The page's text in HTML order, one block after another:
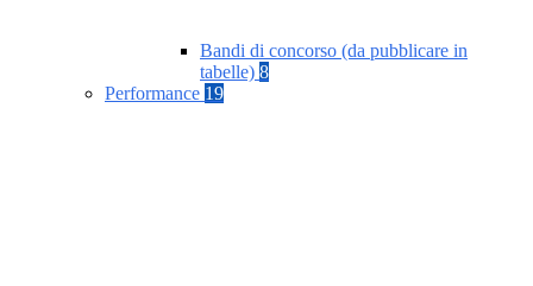
Bandi di concorso (da pubblicare in
tabelle) 8
Performance 19